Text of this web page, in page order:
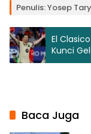
Penulis: Yosep
El
Kunci
Baca Juga